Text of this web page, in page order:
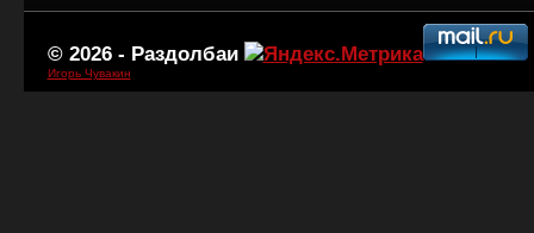
© 2026 - Раздолбаи
Игорь Чувакин